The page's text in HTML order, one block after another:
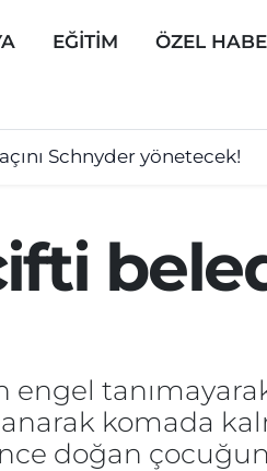
EĞİTİM ÖZEL
Schnyder yönetecek!
komada
doğan